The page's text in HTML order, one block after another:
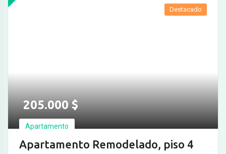
205.000$
Apartamento
Apartamento Remodelado, piso 4
Destacado